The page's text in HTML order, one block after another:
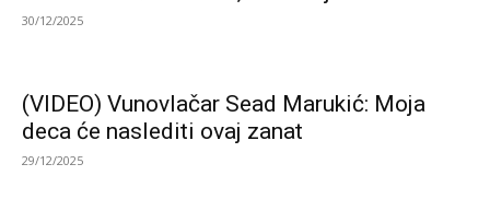
30/12/2025
(VIDEO) Vunovlačar Sead Marukić: Moja
deca će naslediti ovaj zanat
29/12/2025